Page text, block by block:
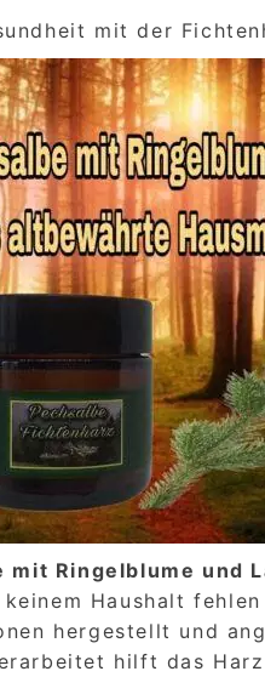
mit der
mit Ringelblume und
Haushalt
hergestellt und
hilft das